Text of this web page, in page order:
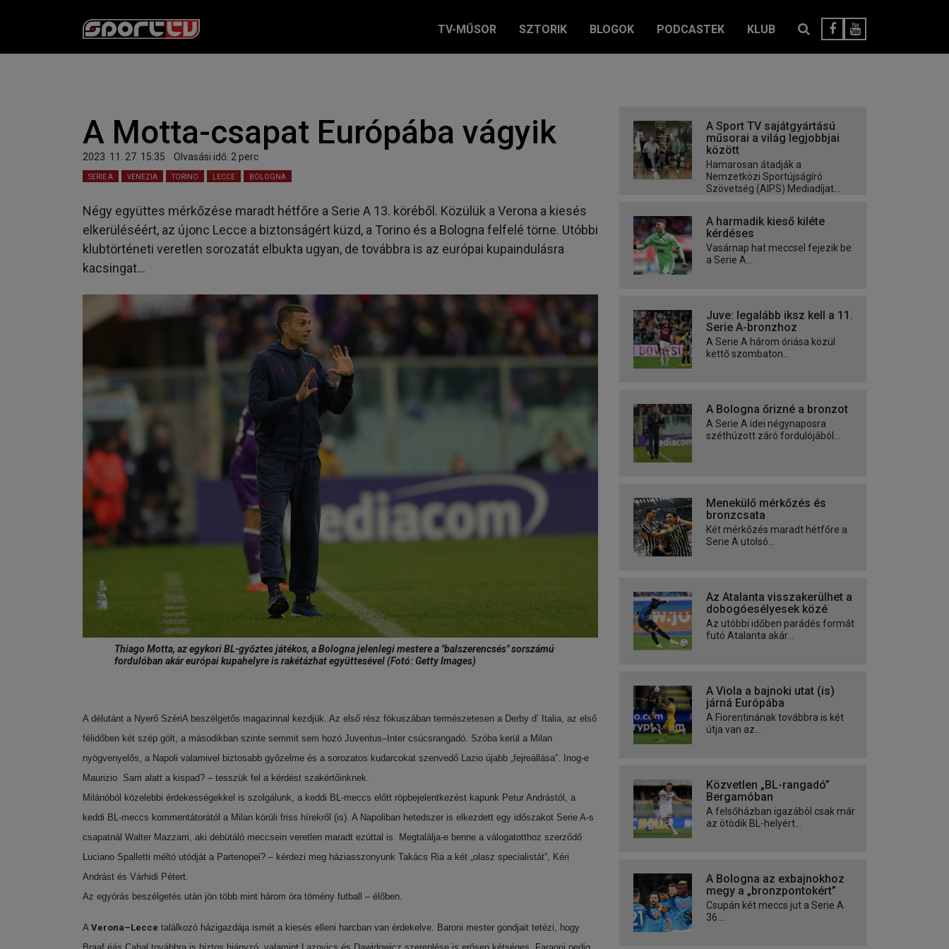
TV-MŰSOR SZTORIK BLOGOK PODCASTEK KLUB
A Motta-csapat Európába vágyik
2023. 11. 27. 15:35 Olvasási idő: 2 perc
SERIE A VENEZIA TORINO LECCE BOLOGNA
Négy együttes mérkőzése maradt hétfőre a Serie A 13. köréből. Közülük a Verona a kiesés
elkerüléséért, az újonc Lecce a biztonságért küzd, a Torino és a Bologna felfelé törne. Utóbbi
klubtörténeti veretlen sorozatát elbukta ugyan, de továbbra is az európai kupaindulásra
kacsingat…
Thiago Motta, az egykori BL-győztes játékos, a Bologna jelenlegi mestere a "balszerencsés" sorszámú
fordulóban akár európai kupahelyre is rakétázhat együttesével (Fotó: Getty Images)
A délutánt a Nyerő SzériA beszélgetős magazinnal kezdjük. Az első rész fókuszában természetesen a Derby d’ Italia, az első
félidőben két szép gólt, a másodikban szinte semmit sem hozó Juventus–Inter csúcsrangadó. Szóba kerül a Milan
nyögvenyelős, a Napoli valamivel biztosabb győzelme és a sorozatos kudarcokat szenvedő Lazio újabb „fejreállása”. Inog-e
Maurizio Sarri alatt a kispad? – tesszük fel a kérdést szakértőinknek.
Milánóból közelebbi érdekességekkel is szolgálunk, a keddi BL-meccs előtt röpbejelentkezést kapunk Petur Andrástól, a
keddi BL-meccs kommentátorától a Milan körüli friss hírekről (is). A Napoliban hetedszer is elkezdett egy időszakot Serie A-s
csapatnál Walter Mazzarri, aki debütáló meccsein veretlen maradt ezúttal is. Megtalálja-e benne a válogatotthoz szerződő
Luciano Spalletti méltó utódját a Partenopei? – kérdezi meg háziasszonyunk Takács Ria a két „olasz specialistát”, Kéri
Andrást és Várhidi Pétert.
Az egyórás beszélgetés után jön több mint három óra tömény futball – élőben.
A Verona–Lecce találkozó házigazdája ismét a kiesés elleni harcban van érdekelve. Baroni mester gondjait tetézi, hogy
A Sport TV sajátgyártású
műsorai a világ legjobbjai
között
Hamarosan átadják a
Nemzetközi Sportújságíró
Szövetség (AIPS) Mediadíjat...
A harmadik kieső kiléte
kérdéses
Vasárnap hat meccsel fejezik be
a Serie A...
Juve: legalább iksz kell a 11.
Serie A-bronzhoz
A Serie A három óriása közül
kettő szombaton...
A Bologna őrizné a bronzot
A Serie A idei négynaposra
széthúzott záró fordulójából...
Menekülő mérkőzés és
bronzcsata
Két mérkőzés maradt hétfőre a
Serie A utolsó...
Az Atalanta visszakerülhet a
dobogóesélyesek közé
Az utóbbi időben parádés formát
futó Atalanta akár...
A Viola a bajnoki utat (is)
járná Európába
A Fiorentinának továbbra is két
útja van az...
Közvetlen „BL-rangadó”
Bergamóban
A felsőházban igazából csak már
az ötödik BL-helyért...
A Bologna az exbajnokhoz
megy a „bronzpontokért”
Csupán két meccs jut a Serie A
36....